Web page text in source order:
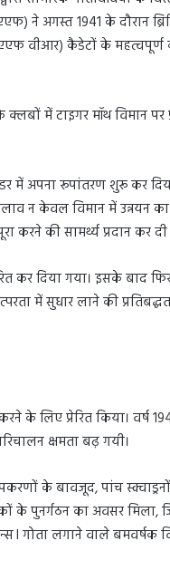
ने अगस्त 1941 के दौरान
वीआर) कैडेटों के
में टाइगर मॉथ विमान पर
अपना रूपांतरण शुरू कर
न केवल विमान में उन्नयन का
की सामर्थ्य प्रदान कर दी
कर दिया गया। इसके बाद फिर
में सुधार लाने की
के लिए प्रेरित किया। वर्ष
क्षमता बढ़ गयी।
के बावजूद, पांच
के पुनर्गठन का अवसर मिला,
I गोता लगाने वाले बमवर्षक